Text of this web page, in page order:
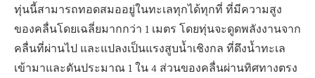
ทุ่นนี้สามารถทอดสมออยู่ในทะเลทุกได้ทุกที่ ที่มีความสูง
ของคลื่นโดยเฉลี่ยมากกว่า 1 เมตร โดยทุ่นจะดูดพลังงานจาก
คลื่นที่ผ่านไป และแปลงเป็นแรงสูบน้ำเชิงกล ที่ดึงน้ำทะเล
เข้ามาและดันประมาณ 1 ใน 4 ส่วนของคลื่นผ่านทิศทางตรง